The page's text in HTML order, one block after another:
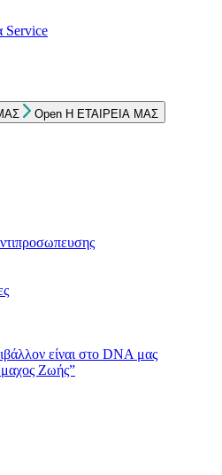
Service
Open Η ΕΤΑΙΡΕΙΑ ΜΑΣ
είναι στο DNA μας
Ζωής”